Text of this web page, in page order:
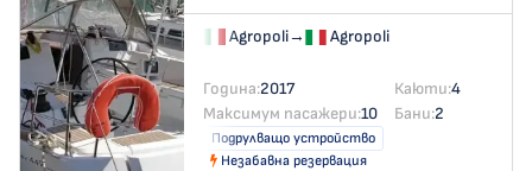
Agropoli→ Agropoli
Година:2017 Каюти:4
Максимум пасажери:10 Бани:2
Подрулващо устройство
Незабавна резервация